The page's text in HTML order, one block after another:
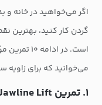
اگر می‌خواهید در خانه
گردن کار کنید،
است. در
می‌خوانید که برای زاویه
۱. تمرین Jawline Lift (بالا بردن فک)